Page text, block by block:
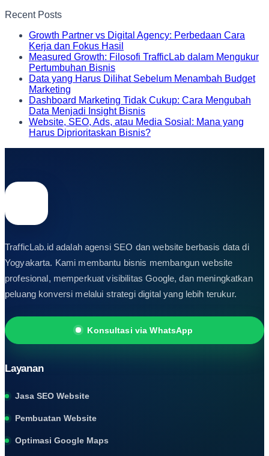
Recent Posts
Growth Partner vs Digital Agency: Perbedaan Cara
Kerja dan Fokus Hasil
Measured Growth: Filosofi TrafficLab dalam Mengukur
Pertumbuhan Bisnis
Data yang Harus Dilihat Sebelum Menambah Budget
Marketing
Dashboard Marketing Tidak Cukup: Cara Mengubah
Data Menjadi Insight Bisnis
Website, SEO, Ads, atau Media Sosial: Mana yang
Harus Diprioritaskan Bisnis?
TrafficLab.id adalah agensi SEO dan website berbasis data di
Yogyakarta. Kami membantu bisnis membangun website
profesional, memperkuat visibilitas Google, dan meningkatkan
peluang konversi melalui strategi digital yang lebih terukur.
Konsultasi via WhatsApp
Layanan
Jasa SEO Website
Pembuatan Website
Optimasi Google Maps